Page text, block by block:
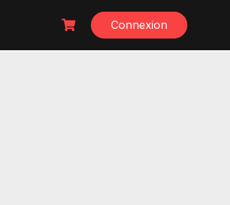
Connexion